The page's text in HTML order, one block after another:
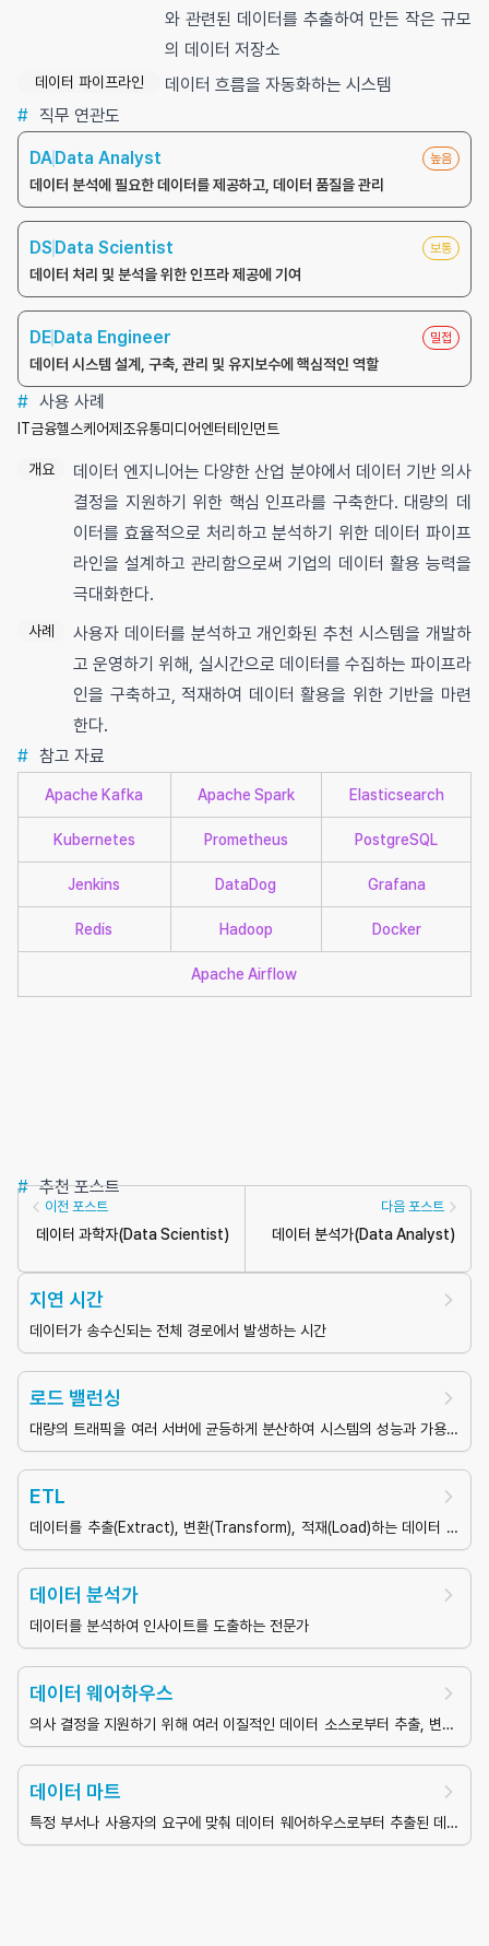
와 관련된 데이터를 추출하여 만든 작은 규모
의 데이터 저장소
데이터 파이프라인
데이터 흐름을 자동화하는 시스템
# 직무 연관도
DAData Analyst 높음
데이터 분석에 필요한 데이터를 제공하고, 데이터 품질을 관리
DS Data Scientist 보통
데이터 처리 및 분석을 위한 인프라 제공에 기여
DEData Engineer 밀접
데이터 시스템 설계, 구축, 관리 및 유지보수에 핵심적인 역할
# 사용 사례
IT금융헬스케어제조유통미디어엔터테인먼트
개요
데이터 엔지니어는 다양한 산업 분야에서 데이터 기반 의사
결정을 지원하기 위한 핵심 인프라를 구축한다. 대량의 데
이터를 효율적으로 처리하고 분석하기 위한 데이터 파이프
라인을 설계하고 관리함으로써 기업의 데이터 활용 능력을
극대화한다.
사례
사용자 데이터를 분석하고 개인화된 추천 시스템을 개발하
고 운영하기 위해, 실시간으로 데이터를 수집하는 파이프라
인을 구축하고, 적재하여 데이터 활용을 위한 기반을 마련
한다.
# 참고 자료
Apache Kafka Apache Spark Elasticsearch
Kubernetes Prometheus PostgreSQL
Jenkins DataDog Grafana
Redis Hadoop Docker
Apache Airflow
# 추천 포스트
이전 포스트
데이터 과학자(Data Scientist)
다음 포스트
데이터 분석가(Data Analyst)
지연 시간
데이터가 송수신되는 전체 경로에서 발생하는 시간
로드 밸런싱
대량의 트래픽을 여러 서버에 균등하게 분산하여 시스템의 성능과 가용성
을 높이는 기술
ETL
데이터를 추출(Extract), 변환(Transform), 적재(Load)하는 데이터 통
합 프로세스
데이터 분석가
데이터를 분석하여 인사이트를 도출하는 전문가
데이터 웨어하우스
의사 결정을 지원하기 위해 여러 이질적인 데이터 소스로부터 추출, 변환,
통합된 데이터 저장소
데이터 마트
특정 부서나 사용자의 요구에 맞춰 데이터 웨어하우스로부터 추출된 데이
터의 하위 집합